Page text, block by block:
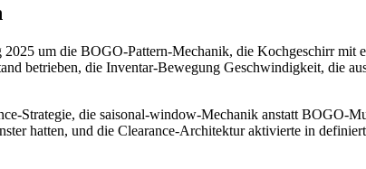
um die BOGO-Pattern-Mechanik, die Kochgeschirr mit
betrieben, die Inventar-Bewegung Geschwindigkeit, die
Strategie, die saisonal-window-Mechanik anstatt BOGO-
hatten, und die Clearance-Architektur aktivierte in